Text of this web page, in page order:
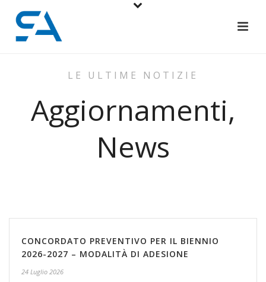
LE ULTIME NOTIZIE
Aggiornamenti,
News
CONCORDATO PREVENTIVO PER IL BIENNIO
2026-2027 – MODALITÀ DI ADESIONE
24 Luglio 2026